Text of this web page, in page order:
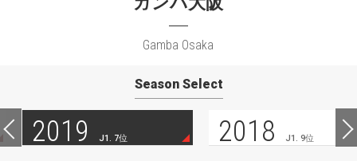
Gamba Osaka
Season Select
2019 J1. 7位 2018 J1. 9位